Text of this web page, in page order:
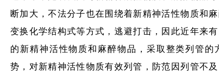
断加大，不法分子也在围绕着新精神活性物质和
变换化学结构式等方式，逃避打击，因此近年来
的新精神活性物质和麻醉物品，采取整类列管
势，对新精神活性物质有效列管，防范因列管不